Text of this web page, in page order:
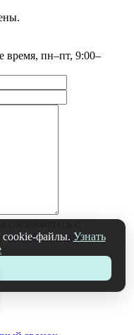
файлы. Узнать
время, пн–пт, 9:00–
с
данных компании